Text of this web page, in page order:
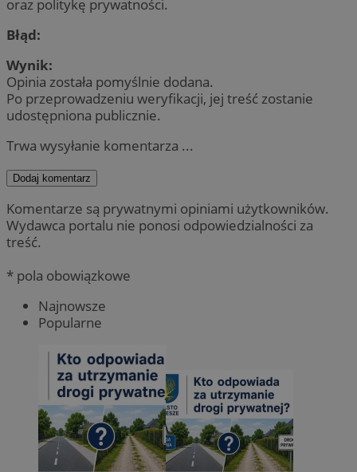
oraz politykę prywatności.
Błąd:
Wynik:
Opinia została pomyślnie dodana.
Po przeprowadzeniu weryfikacji, jej treść zostanie
udostępniona publicznie.
Trwa wysyłanie komentarza ...
Dodaj komentarz
Komentarze są prywatnymi opiniami użytkowników.
Wydawca portalu nie ponosi odpowiedzialności za
treść.
* pola obowiązkowe
Najnowsze
Popularne